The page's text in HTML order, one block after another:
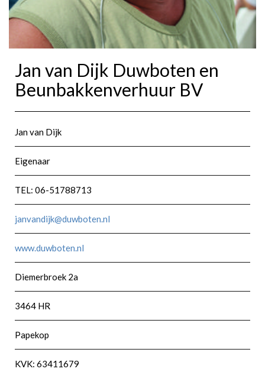
Jan van Dijk Duwboten en
Beunbakkenverhuur BV
Jan van Dijk
Eigenaar
TEL: 06-51788713
janvandijk@duwboten.nl
www.duwboten.nl
Diemerbroek 2a
3464 HR
Papekop
KVK: 63411679